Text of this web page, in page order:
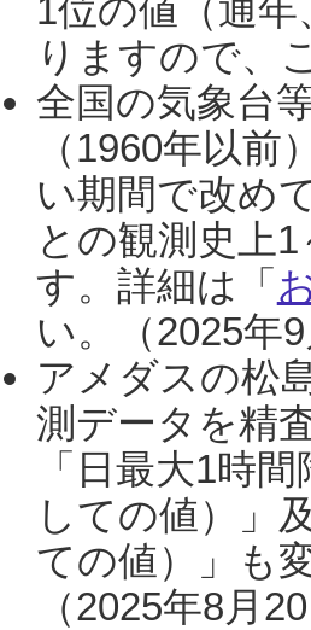
1位の値（通
りますので、
全国の気象台
（1960年以
い期間で改め
との観測史上
す。詳細は「
い。（2025年9
アメダスの松
測データを精
「日最大1時
しての値）」
ての値）」も
（2025年8月20